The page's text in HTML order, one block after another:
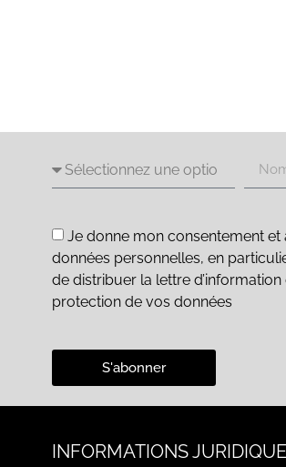
Je donne mon consentement
données personnelles, en
de distribuer la lettre
protection de vos données
S'abonner
INFORMATIONS